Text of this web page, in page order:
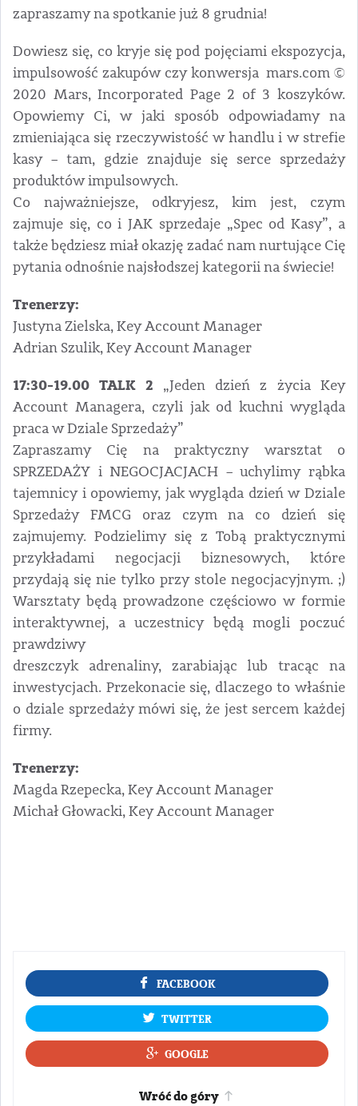
zapraszamy na spotkanie już 8 grudnia!
Dowiesz się, co kryje się pod pojęciami ekspozycja,
impulsowość zakupów czy konwersja mars.com ©
2020 Mars, Incorporated Page 2 of 3 koszyków.
Opowiemy Ci, w jaki sposób odpowiadamy na
zmieniająca się rzeczywistość w handlu i w strefie
kasy – tam, gdzie znajduje się serce sprzedaży
produktów impulsowych.
Co najważniejsze, odkryjesz, kim jest, czym
zajmuje się, co i JAK sprzedaje „Spec od Kasy”, a
także będziesz miał okazję zadać nam nurtujące Cię
pytania odnośnie najsłodszej kategorii na świecie!
Trenerzy:
Justyna Zielska, Key Account Manager
Adrian Szulik, Key Account Manager
17:30-19.00 TALK 2 „Jeden dzień z życia Key
Account Managera, czyli jak od kuchni wygląda
praca w Dziale Sprzedaży”
Zapraszamy Cię na praktyczny warsztat o
SPRZEDAŻY i NEGOCJACJACH – uchylimy rąbka
tajemnicy i opowiemy, jak wygląda dzień w Dziale
Sprzedaży FMCG oraz czym na co dzień się
zajmujemy. Podzielimy się z Tobą praktycznymi
przykładami negocjacji biznesowych, które
przydają się nie tylko przy stole negocjacyjnym. ;)
Warsztaty będą prowadzone częściowo w formie
interaktywnej, a uczestnicy będą mogli poczuć
prawdziwy
dreszczyk adrenaliny, zarabiając lub tracąc na
inwestycjach. Przekonacie się, dlaczego to właśnie
o dziale sprzedaży mówi się, że jest sercem każdej
firmy.
Trenerzy:
Magda Rzepecka, Key Account Manager
Michał Głowacki, Key Account Manager
FACEBOOK
TWITTER
GOOGLE
Wróć do góry